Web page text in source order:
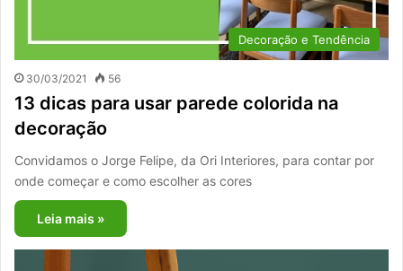
Decoração e Tendência
30/03/2021 56
13 dicas para usar parede colorida na
decoração
Convidamos o Jorge Felipe, da Ori Interiores, para contar por
onde começar e como escolher as cores
Leia mais »